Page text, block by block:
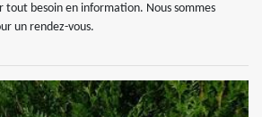
tout besoin en information. Nous sommes
un rendez-vous.